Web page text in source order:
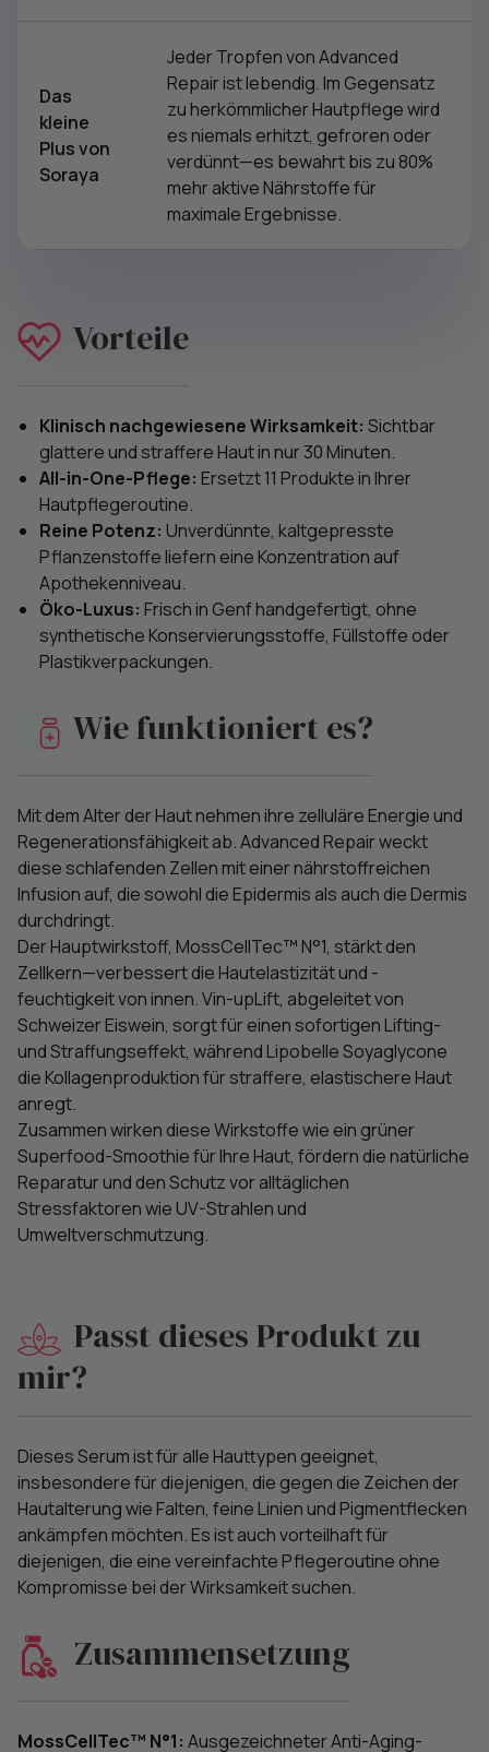
Das
kleine
Plus von
Soraya
Jeder Tropfen von Advanced
Repair ist lebendig. Im Gegensatz
zu herkömmlicher Hautpflege wird
es niemals erhitzt, gefroren oder
verdünnt—es bewahrt bis zu 80%
mehr aktive Nährstoffe für
maximale Ergebnisse.
Vorteile
Klinisch nachgewiesene Wirksamkeit: Sichtbar
glattere und straffere Haut in nur 30 Minuten.
All-in-One-Pflege: Ersetzt 11 Produkte in Ihrer
Hautpflegeroutine.
Reine Potenz: Unverdünnte, kaltgepresste
Pflanzenstoffe liefern eine Konzentration auf
Apothekenniveau.
Öko-Luxus: Frisch in Genf handgefertigt, ohne
synthetische Konservierungsstoffe, Füllstoffe oder
Plastikverpackungen.
Wie funktioniert es?
Mit dem Alter der Haut nehmen ihre zelluläre Energie und
Regenerationsfähigkeit ab. Advanced Repair weckt
diese schlafenden Zellen mit einer nährstoffreichen
Infusion auf, die sowohl die Epidermis als auch die Dermis
durchdringt.
Der Hauptwirkstoff, MossCellTec™ N°1, stärkt den
Zellkern—verbessert die Hautelastizität und -
feuchtigkeit von innen. Vin-upLift, abgeleitet von
Schweizer Eiswein, sorgt für einen sofortigen Lifting-
und Straffungseffekt, während Lipobelle Soyaglycone
die Kollagenproduktion für straffere, elastischere Haut
anregt.
Zusammen wirken diese Wirkstoffe wie ein grüner
Superfood-Smoothie für Ihre Haut, fördern die natürliche
Reparatur und den Schutz vor alltäglichen
Stressfaktoren wie UV-Strahlen und
Umweltverschmutzung.
Passt dieses Produkt zu
mir?
Dieses Serum ist für alle Hauttypen geeignet,
insbesondere für diejenigen, die gegen die Zeichen der
Hautalterung wie Falten, feine Linien und Pigmentflecken
ankämpfen möchten. Es ist auch vorteilhaft für
diejenigen, die eine vereinfachte Pflegeroutine ohne
Kompromisse bei der Wirksamkeit suchen.
Zusammensetzung
MossCellTec™ N°1: Ausgezeichneter Anti-Aging-